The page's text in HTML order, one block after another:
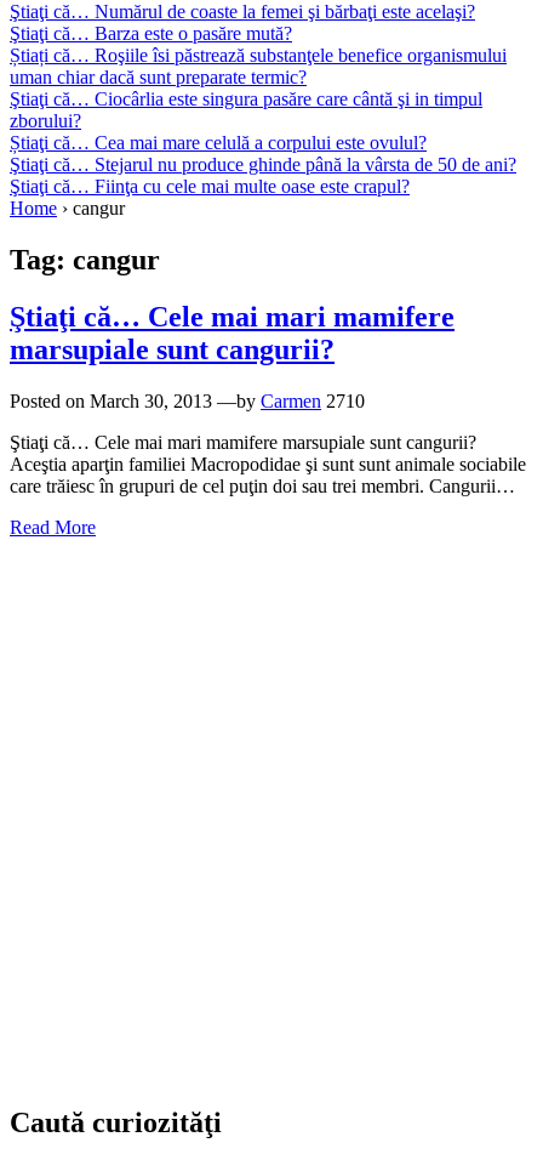
Ştiaţi că… Numărul de coaste la femei şi bărbaţi este acelaşi?
Ştiaţi că… Barza este o pasăre mută?
Știați că… Roşiile îsi păstrează substanţele benefice organismului
uman chiar dacă sunt preparate termic?
Ştiaţi că… Ciocârlia este singura pasăre care cântă şi in timpul
zborului?
Știaţi că… Cea mai mare celulă a corpului este ovulul?
Ştiaţi că… Stejarul nu produce ghinde până la vârsta de 50 de ani?
Ştiaţi că… Fiinţa cu cele mai multe oase este crapul?
Home › cangur
Tag: cangur
Ştiaţi că… Cele mai mari mamifere
marsupiale sunt cangurii?
Posted on March 30, 2013 —by Carmen 2710
Ştiaţi că… Cele mai mari mamifere marsupiale sunt cangurii?
Aceştia aparţin familiei Macropodidae şi sunt sunt animale sociabile
care trăiesc în grupuri de cel puţin doi sau trei membri. Cangurii…
Read More
Caută curiozităţi